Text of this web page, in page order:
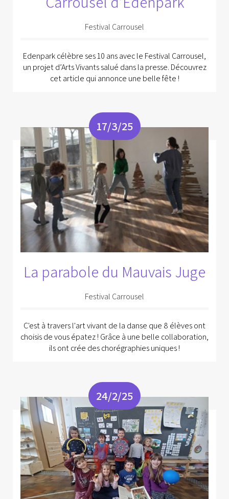
Festival Carrousel
Edenpark célèbre ses 10 ans avec le Festival Carrousel,
un projet d’Arts Vivants salué dans la presse. Découvrez
cet article qui annonce une belle fête !
17/3/25
La parabole du Mauvais Juge
Festival Carrousel
C'est à travers l'art vivant de la danse que 8 élèves ont
choisis de vous épatez ! Grâce à une belle collaboration,
ils ont crée des chorégraphies uniques !
24/2/25